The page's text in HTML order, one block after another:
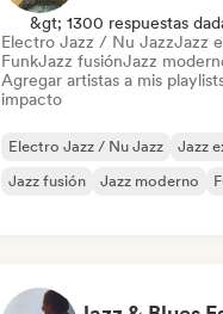
&gt; 1300 respuestas
Electro Jazz / Nu JazzJazz
FunkJazz fusiónJazz
Agregar artistas a mis
impacto
Electro Jazz / Nu Jazz
Jazz
Jazz fusión
Jazz moderno